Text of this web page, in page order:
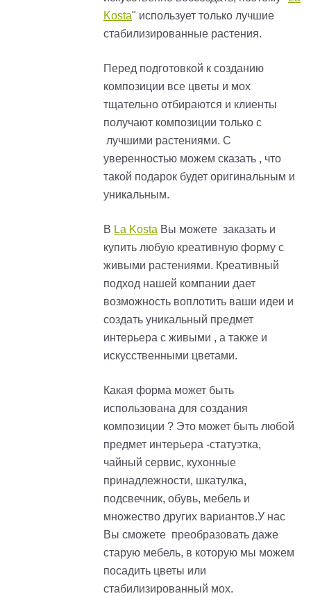
Kosta" использует только лучшие
стабилизированные растения.
Перед подготовкой к созданию
композиции все цветы и мох
тщательно отбираются и клиенты
получают композиции только с
лучшими растениями. С
уверенностью можем сказать , что
такой подарок будет оригинальным и
уникальным.
В La Kosta Вы можете заказать и
купить любую креативную форму с
живыми растениями. Креативный
подход нашей компании дает
возможность воплотить ваши идеи и
создать уникальный предмет
интерьера с живыми , а также и
искусственными цветами.
Какая форма может быть
использована для создания
композиции ? Это может быть любой
предмет интерьера -статуэтка,
чайный сервис, кухонные
принадлежности, шкатулка,
подсвечник, обувь, мебель и
множество других вариантов.У нас
Вы сможете преобразовать даже
старую мебель, в которую мы можем
посадить цветы или
стабилизированный мох.